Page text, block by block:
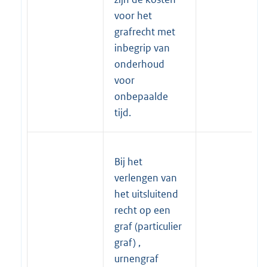
voor het
grafrecht met
inbegrip van
onderhoud
voor
onbepaalde
tijd.
Bij het
verlengen van
het uitsluitend
recht op een
graf (particulier
graf) ,
urnengraf